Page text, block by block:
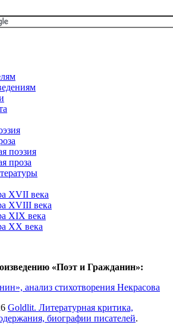
поэзия
проза
XVII века
XVIII века
XIX века
XX века
«Поэт и Гражданин»:
анализ стихотворения Некрасова
Goldlit. Литературная критика,
биографии писателей.